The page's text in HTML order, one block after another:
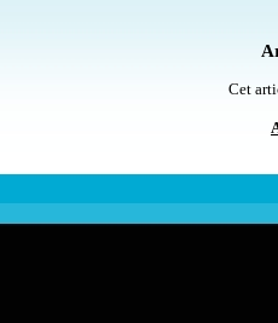
Cet